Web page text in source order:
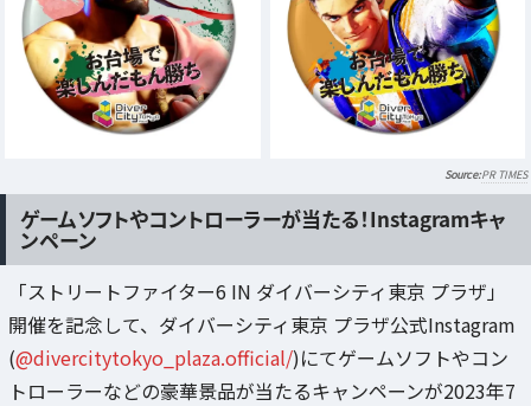
PR TIMES
ゲームソフトやコントローラーが当たる！Instagramキャ
ンペーン
「ストリートファイター6 IN ダイバーシティ東京 プラザ」
開催を記念して、ダイバーシティ東京 プラザ公式Instagram
(@divercitytokyo_plaza.official/)にてゲームソフトやコン
トローラーなどの豪華景品が当たるキャンペーンが2023年7